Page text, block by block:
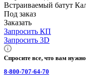
Встраиваемый батут
Под заказ
Заказать
Запросить КП
Запросить 3D
Спросите все, что вам
8-800-707-64-70